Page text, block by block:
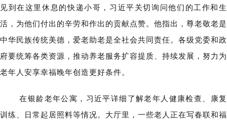
见到在这里休息的快递小哥，习近平关切询问他们的工作和生
活，为他们付出的辛劳和作出的贡献点赞。他指出，尊老敬老是
中华民族传统美德，爱老助老是全社会共同责任。各级党委和政
府要统筹各类资源，推动养老服务扩容提质、持续发展，努力为
老年人安享幸福晚年创造更好条件。
在银龄老年公寓，习近平详细了解老年人健康检查、康复
训练、日常起居照料等情况。大厅里，一些老人正在写春联和福